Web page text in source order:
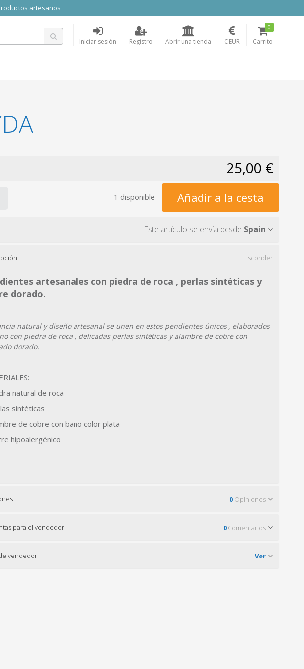
artesanos
Iniciar sesión Registro Abrir una tienda € EUR Carrito
0
25,00 €
1 disponible Añadir a la cesta
Este artículo se envía desde Spain
Esconder
artesanales con piedra de roca , perlas sintéticas y
dorado.
natural y diseño artesanal se unen en estos pendientes únicos , elaborados
con piedra de roca , delicadas perlas sintéticas y alambre de cobre con
dorado.
natural de roca
sintéticas
de cobre con baño color plata
hipoalergénico
0 Opiniones
para el vendedor 0 Comentarios
vendedor Ver